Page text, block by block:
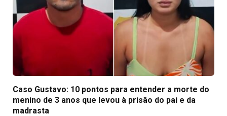
Caso Gustavo: 10 pontos para entender a morte do
menino de 3 anos que levou à prisão do pai e da
madrasta